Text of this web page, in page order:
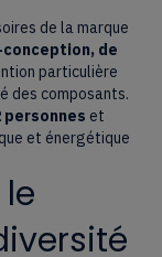
de la marque
de
particulière
des composants.
personnes et
et énergétique